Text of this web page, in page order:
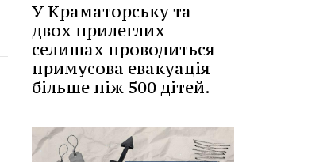
У Краматорську та
двох прилеглих
селищах проводиться
примусова евакуація
більше ніж 500 дітей.